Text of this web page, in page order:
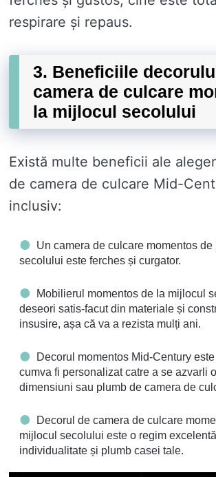
respirare și repaus.
3. Beneficiile
camera de culcare
la mijlocul secolului
Există multe beneficii ale
de camera de culcare Mid-
inclusiv:
Un camera de culcare momentos de
secolului este ferches și curgator.
Mobilierul momentos de la mijlocul
deseori satis-facut din materiale și
insusire, așa că va a rezista mulți ani.
Decorul momentos Mid-Century
cumva fi personalizat catre a se azvarli
dimensiuni sau plumb de camera de
Decorul de camera de culcare
mijlocul secolului este o regim
individualitate și plumb casei tale.